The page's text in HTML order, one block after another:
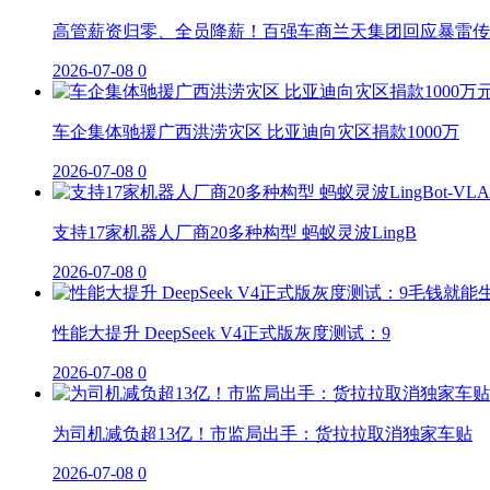
高管薪资归零、全员降薪！百强车商兰天集团回应暴雷
2026-07-08 0
车企集体驰援广西洪涝灾区 比亚迪向灾区捐款1000万
2026-07-08 0
支持17家机器人厂商20多种构型 蚂蚁灵波LingB
2026-07-08 0
性能大提升 DeepSeek V4正式版灰度测试：9
2026-07-08 0
为司机减负超13亿！市监局出手：货拉拉取消独家车贴
2026-07-08 0